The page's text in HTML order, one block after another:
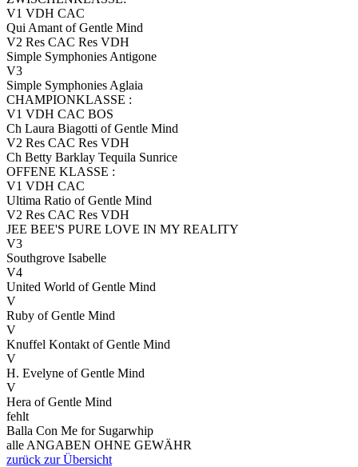
V1 VDH CAC
Qui Amant of Gentle Mind
V2 Res CAC Res VDH
Simple Symphonies Antigone
V3
Simple Symphonies Aglaia
CHAMPIONKLASSE :
V1 VDH CAC BOS
Ch Laura Biagotti of Gentle Mind
V2 Res CAC Res VDH
Ch Betty Barklay Tequila Sunrice
OFFENE KLASSE :
V1 VDH CAC
Ultima Ratio of Gentle Mind
V2 Res CAC Res VDH
JEE BEE'S PURE LOVE IN MY REALITY
V3
Southgrove Isabelle
V4
United World of Gentle Mind
V
Ruby of Gentle Mind
V
Knuffel Kontakt of Gentle Mind
V
H. Evelyne of Gentle Mind
V
Hera of Gentle Mind
fehlt
Balla Con Me for Sugarwhip
alle ANGABEN OHNE GEWÄHR
zurück zur Übersicht